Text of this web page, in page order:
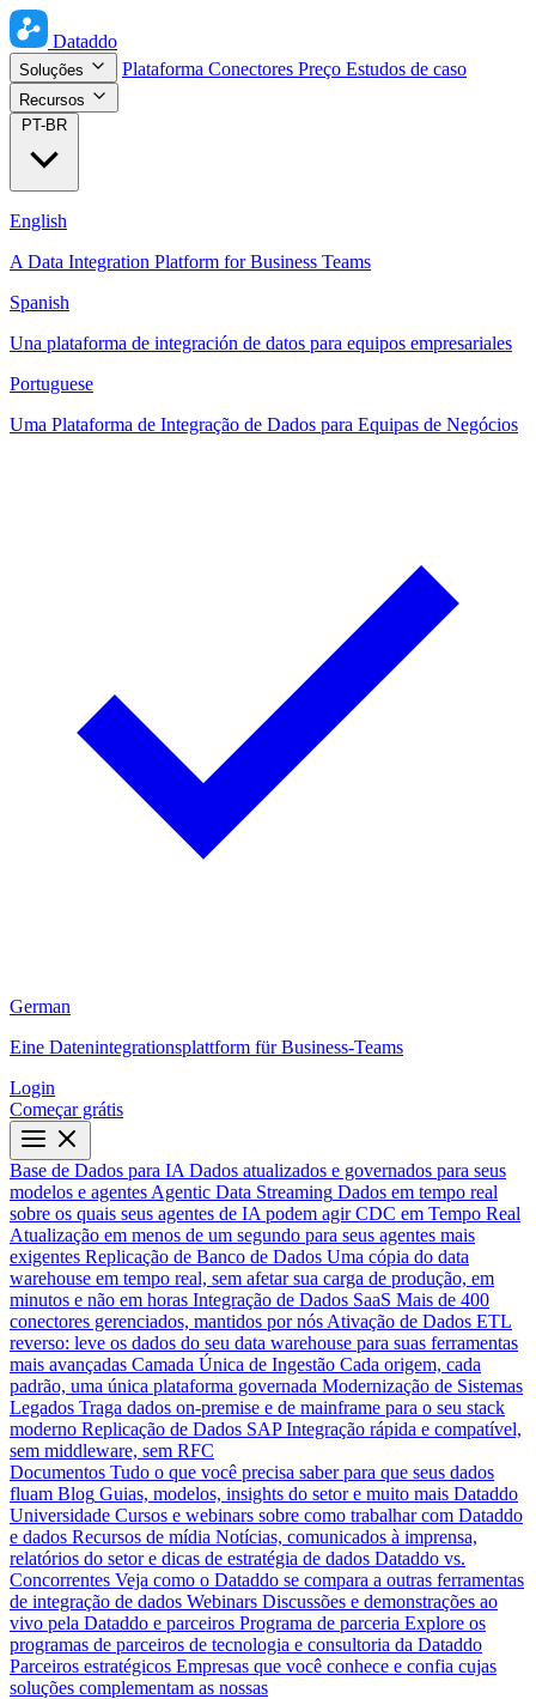
Dataddo
Soluções Plataforma Conectores Preço Estudos de caso
Recursos
PT-BR
English
A Data Integration Platform for Business Teams
Spanish
Una plataforma de integración de datos para equipos empresariales
Portuguese
Uma Plataforma de Integração de Dados para Equipas de Negócios
German
Eine Datenintegrationsplattform für Business-Teams
Login
Começar grátis
Base de Dados para IA Dados atualizados e governados para seus
modelos e agentes Agentic Data Streaming Dados em tempo real
sobre os quais seus agentes de IA podem agir CDC em Tempo Real
Atualização em menos de um segundo para seus agentes mais
exigentes Replicação de Banco de Dados Uma cópia do data
warehouse em tempo real, sem afetar sua carga de produção, em
minutos e não em horas Integração de Dados SaaS Mais de 400
conectores gerenciados, mantidos por nós Ativação de Dados ETL
reverso: leve os dados do seu data warehouse para suas ferramentas
mais avançadas Camada Única de Ingestão Cada origem, cada
padrão, uma única plataforma governada Modernização de Sistemas
Legados Traga dados on-premise e de mainframe para o seu stack
moderno Replicação de Dados SAP Integração rápida e compatível,
sem middleware, sem RFC
Documentos Tudo o que você precisa saber para que seus dados
fluam Blog Guias, modelos, insights do setor e muito mais Dataddo
Universidade Cursos e webinars sobre como trabalhar com Dataddo
e dados Recursos de mídia Notícias, comunicados à imprensa,
relatórios do setor e dicas de estratégia de dados Dataddo vs.
Concorrentes Veja como o Dataddo se compara a outras ferramentas
de integração de dados Webinars Discussões e demonstrações ao
vivo pela Dataddo e parceiros Programa de parceria Explore os
programas de parceiros de tecnologia e consultoria da Dataddo
Parceiros estratégicos Empresas que você conhece e confia cujas
soluções complementam as nossas